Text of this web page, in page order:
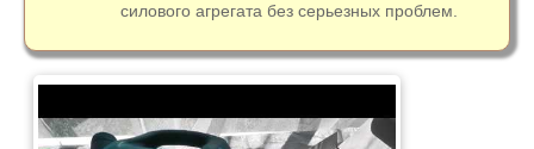
силового агрегата без серьезных проблем.